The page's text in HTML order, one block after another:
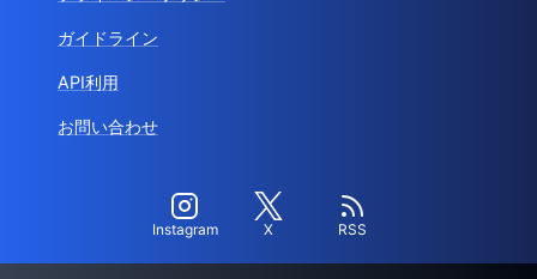
ガイドライン
API利用
お問い合わせ
Instagram X RSS